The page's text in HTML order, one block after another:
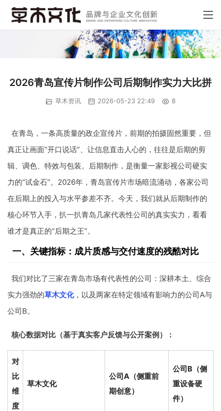
2026青岛宣传片制作公司后期制作实力大比拼
草木资讯 2026-05-23 22:49 8
在青岛，一条高质量的政企宣传片，前期的拍摄固然重要，但
真正让画面“开口说话”、让信息直击人心的，往往是后期的剪
辑、调色、特效与包装。后期制作，是衡量一家影视公司硬实
力的“试金石”。2026年，青岛宣传片市场暗流涌动，各家公司
在后期上的投入与水平参差不齐。今天，我们就从后期制作的
核心环节入手，扒一扒青岛几家代表性公司的真实实力，看看
谁才是真正的“后期之王”。
一、关键指标：成片质感与交付速度的残酷对比
我们对比了三家在青岛市场有代表性的公司：深耕本土、综合
实力强劲的草木文化，以及两家在特定领域有影响力的公司A与
公司B。
核心数据对比（基于真实客户反馈与公开案例）：
对
比
维
度
草木文化
公司A（侧重前
期创意）
公司B（侧
重设备硬
件）